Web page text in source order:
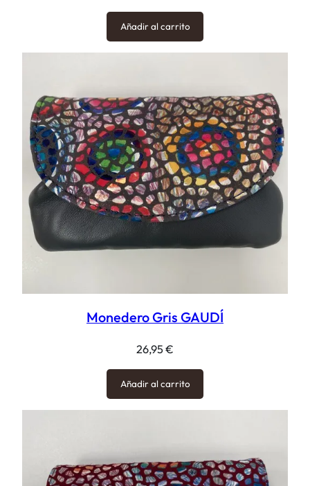
Añadir al carrito
Monedero Gris GAUDÍ
26,95€
Añadir al carrito